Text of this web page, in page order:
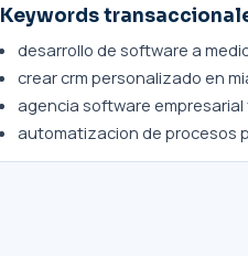
Keywords
desarrollo de software a
crear crm personalizado en
agencia software empresarial
automatizacion de procesos